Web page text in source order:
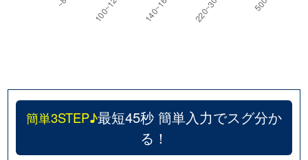
簡単3STEP♪最短45秒 簡単入力でスグ分か
る！